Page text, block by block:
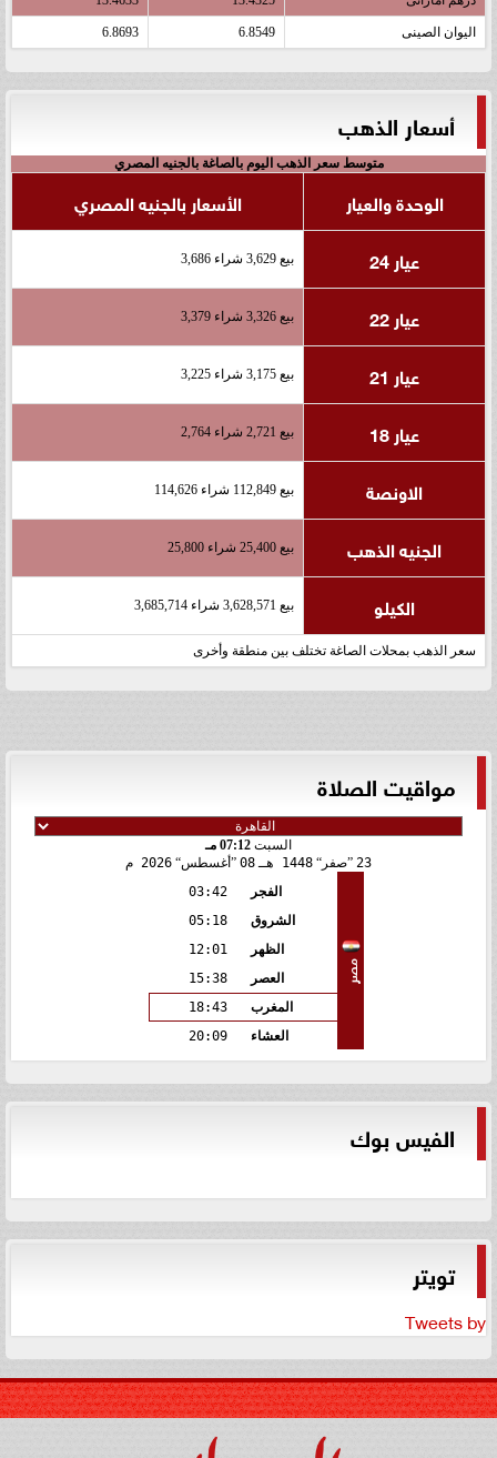
اليوان الصينى 6.8549
6.8693
أسعار الذهب
متوسط سعر الذهب اليوم بالصاغة بالجنيه المصري
الوحدة والعيار
الأسعار بالجنيه المصري
عيار 24
بيع 3,629 شراء 3,686
عيار 22 بيع 3,326 شراء 3,379
عيار 21 بيع 3,175 شراء 3,225
عيار 18 بيع 2,721 شراء 2,764
الاونصة بيع 112,849 شراء 114,626
الجنيه الذهب بيع 25,400 شراء 25,800
الكيلو بيع 3,628,571 شراء 3,685,714
سعر الذهب بمحلات الصاغة تختلف بين منطقة وأخرى
مواقيت الصلاة
السبت 07:12 مـ
23 صفر 1448 هـ 08 أغسطس 2026 م
مصر
الفجر
03:42
الشروق
05:18
الظهر
12:01
العصر
15:38
المغرب
18:43
العشاء
20:09
الفيس بوك
تويتر
Tweets by